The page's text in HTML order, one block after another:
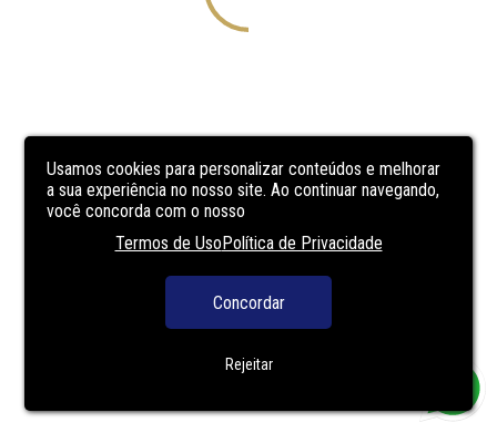
Usamos cookies para personalizar conteúdos e melhorar
a sua experiência no nosso site. Ao continuar navegando,
você concorda com o nosso
Termos de UsoPolítica de Privacidade
Concordar
Rejeitar